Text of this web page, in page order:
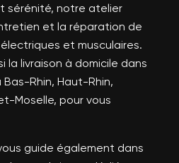
sérénité, notre atelier
et la réparation de
et musculaires.
la livraison à domicile dans
Rhin, Haut-Rhin,
Moselle, pour vous
guide également dans